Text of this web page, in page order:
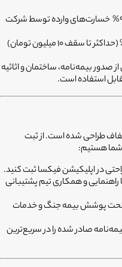
پرداخت تا سقف 90% خسارت‌های وارده توسط شرکت
فرانشیز بیمه تنها 10% (حداکثر تا سقف 10 میلیون تومان)
پس از صدور بیمه‌نامه، ساختمان و اثاثیه
استفاده است.
طراحی شده است. از ثبت
شما هستیم:
در اپلیکیشن فیکسا ثبت کنید.
راهنمایی و همکاری تیم پشتیبانی
تحت پوشش بیمه جنگ و خدمات
صادر شده را در سریع‌ترین